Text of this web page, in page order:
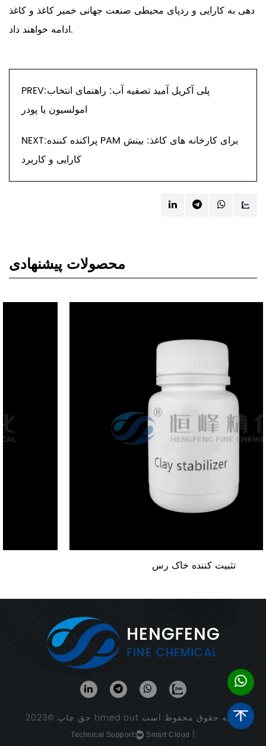
دهی به کارایی و ردپای محیطی صنعت جهانی خمیر کاغذ و کاغذ
ادامه خواهند داد.
PREV:پلی آکریل آمید تصفیه آب: راهنمای انتخاب
امولسیون یا پودر
NEXT:پراکنده کننده PAM برای کارخانه های کاغذ: بینش
کارایی و کاربرد
محصولات پیشنهادی
تثبیت کننده خاک رس
timed out کلیه حقوق محفوظ است.
Technical Support ： Smart Cloud |